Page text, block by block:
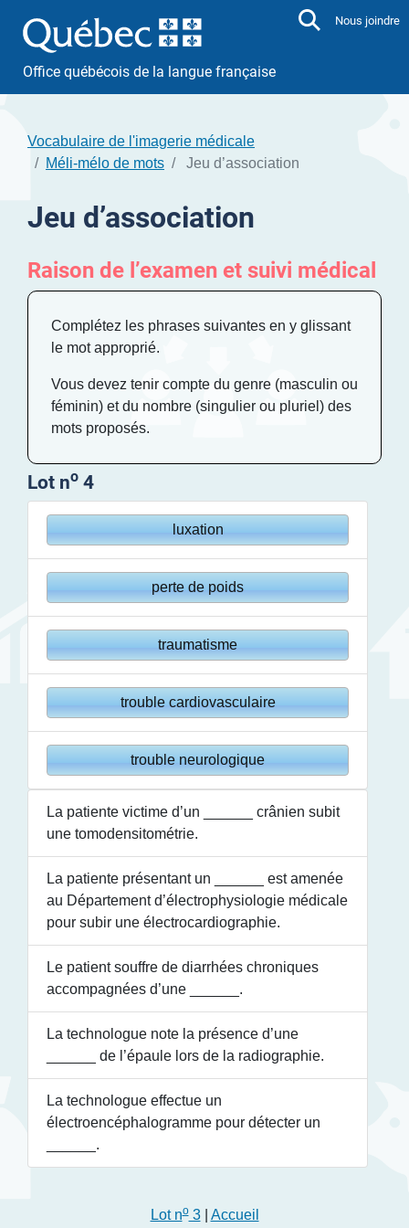
Office québécois de la langue française
Nous joindre
Vocabulaire de l'imagerie médicale
Méli-mélo de mots
Jeu d’association
Jeu d’association
Raison de l’examen et suivi médical
Complétez les phrases suivantes en y glissant
le mot approprié.
Vous devez tenir compte du genre (masculin ou
féminin) et du nombre (singulier ou pluriel) des
mots proposés.
Lot no 4
luxation
perte de poids
traumatisme
trouble cardiovasculaire
trouble neurologique
La patiente victime d’un
crânien subit
une tomodensitométrie.
La patiente présentant un
est amenée
au Département d’électrophysiologie médicale
pour subir une électrocardiographie.
Le patient souffre de diarrhées chroniques
accompagnées d’une
.
La technologue note la présence d’une
de l’épaule lors de la radiographie.
La technologue effectue un
électroencéphalogramme pour détecter un
.
Lot no3| Accueil